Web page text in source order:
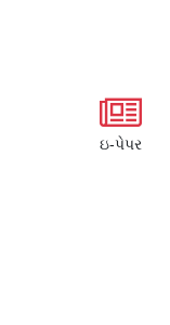
ઇ-પેપર